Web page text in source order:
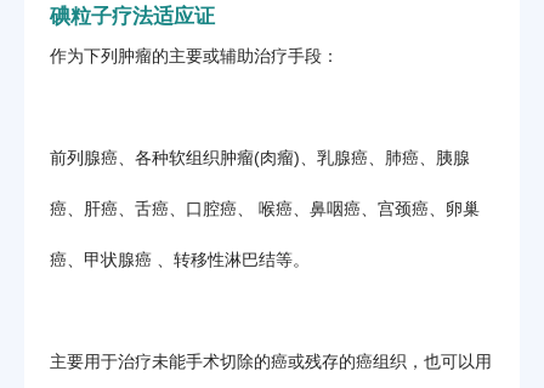
碘粒子疗法适应证
作为下列肿瘤的主要或辅助治疗手段：
前列腺癌、各种软组织肿瘤(肉瘤)、乳腺癌、肺癌、胰腺
癌、肝癌、舌癌、口腔癌、 喉癌、鼻咽癌、宫颈癌、卵巢
癌、甲状腺癌 、转移性淋巴结等。
主要用于治疗未能手术切除的癌或残存的癌组织，也可以用